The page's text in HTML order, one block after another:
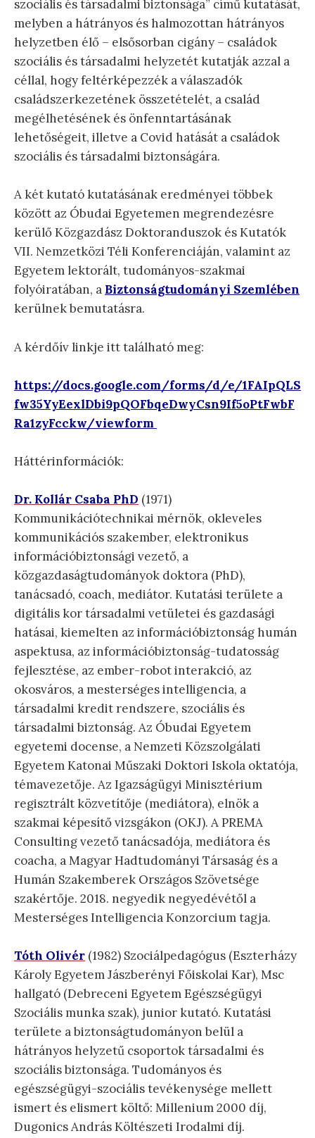
szociális és társadalmi biztonsága” című kutatását,
melyben a hátrányos és halmozottan hátrányos
helyzetben élő – elsősorban cigány – családok
szociális és társadalmi helyzetét kutatják azzal a
céllal, hogy feltérképezzék a válaszadók
családszerkezetének összetételét, a család
megélhetésének és önfenntartásának
lehetőségeit, illetve a Covid hatását a családok
szociális és társadalmi biztonságára.
A két kutató kutatásának eredményei többek
között az Óbudai Egyetemen megrendezésre
kerülő Közgazdász Doktoranduszok és Kutatók
VII. Nemzetközi Téli Konferenciáján, valamint az
Egyetem lektorált, tudományos-szakmai
folyóiratában, a Biztonságtudományi Szemlében
kerülnek bemutatásra.
A kérdőív linkje itt található meg:
https://docs.google.com/forms/d/e/1FAIpQLS
fw35YyEexlDbi9pQOFbqeDwyCsn9If5oPtFwbF
Ra1zyFcckw/viewform
Háttérinformációk:
Dr. Kollár Csaba PhD (1971)
Kommunikációtechnikai mérnök, okleveles
kommunikációs szakember, elektronikus
információbiztonsági vezető, a
közgazdaságtudományok doktora (PhD),
tanácsadó, coach, mediátor. Kutatási területe a
digitális kor társadalmi vetületei és gazdasági
hatásai, kiemelten az információbiztonság humán
aspektusa, az információbiztonság-tudatosság
fejlesztése, az ember-robot interakció, az
okosváros, a mesterséges intelligencia, a
társadalmi kredit rendszere, szociális és
társadalmi biztonság. Az Óbudai Egyetem
egyetemi docense, a Nemzeti Közszolgálati
Egyetem Katonai Műszaki Doktori Iskola oktatója,
témavezetője. Az Igazságügyi Minisztérium
regisztrált közvetítője (mediátora), elnök a
szakmai képesítő vizsgákon (OKJ). A PREMA
Consulting vezető tanácsadója, mediátora és
coacha, a Magyar Hadtudományi Társaság és a
Humán Szakemberek Országos Szövetsége
szakértője. 2018. negyedik negyedévétől a
Mesterséges Intelligencia Konzorcium tagja.
Tóth Olivér (1982) Szociálpedagógus (Eszterházy
Károly Egyetem Jászberényi Főiskolai Kar), Msc
hallgató (Debreceni Egyetem Egészségügyi
Szociális munka szak), junior kutató. Kutatási
területe a biztonságtudományon belül a
hátrányos helyzetű csoportok társadalmi és
szociális biztonsága. Tudományos és
egészségügyi-szociális tevékenysége mellett
ismert és elismert költő: Millenium 2000 díj,
Dugonics András Költészeti Irodalmi díj.